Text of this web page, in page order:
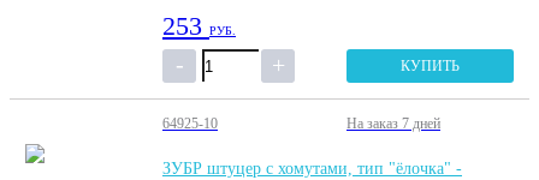
253 РУБ.
КУПИТЬ
64925-10 На заказ 7 дней
ЗУБР штуцер с хомутами, тип "ёлочка" -